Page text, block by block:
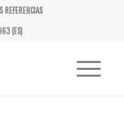
REFERENCIAS
(ES)